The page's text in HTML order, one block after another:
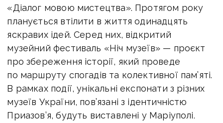
«Діалог мовою мистецтва». Протягом року
планується втілити в життя одинадцять
яскравих ідей. Серед них, відкритий
музейний фестиваль «Ніч музеїв» — проєкт
про збереження історії, який проведе
по маршруту спогадів та колективної пам’яті.
В рамках події, унікальні експонати з різних
музеїв України, пов’язані з ідентичністю
Приазов’я, будуть виставлені у Маріуполі.